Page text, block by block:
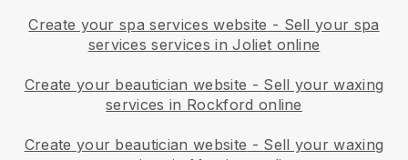
Create your spa services website - Sell your spa
services services in Joliet online
Create your beautician website - Sell your waxing
services in Rockford online
Create your beautician website - Sell your waxing